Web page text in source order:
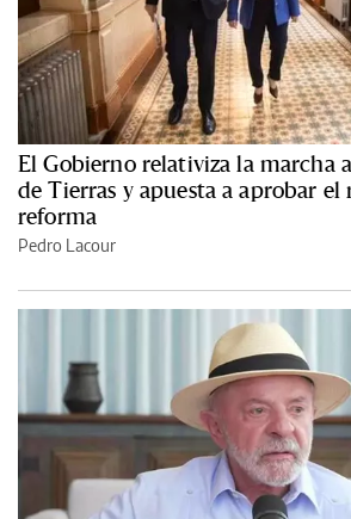
El Gobierno relativiza la marcha
de Tierras y apuesta a aprobar el
reforma
Pedro Lacour